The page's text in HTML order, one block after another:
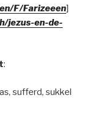
F/Farizeeen]
jezus-en-de-
:
sufferd, sukkel